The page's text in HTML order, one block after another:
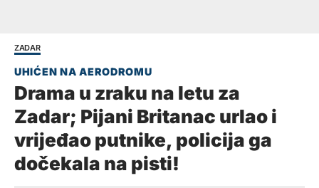
ZADAR
Drama u zraku na letu za
Zadar; Pijani Britanac urlao i
vrijeđao putnike, policija ga
dočekala na pisti!